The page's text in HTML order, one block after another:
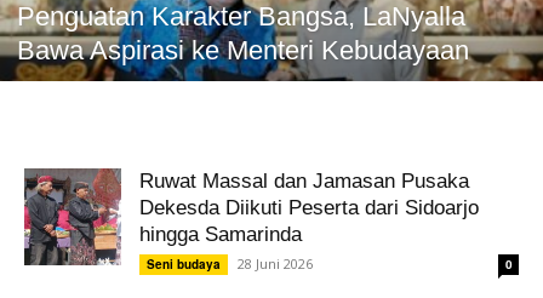
Penguatan Karakter Bangsa, LaNyalla
Bawa Aspirasi ke Menteri Kebudayaan
Ruwat Massal dan Jamasan Pusaka
Dekesda Diikuti Peserta dari Sidoarjo
hingga Samarinda
Seni budaya 28 Juni 2026 0